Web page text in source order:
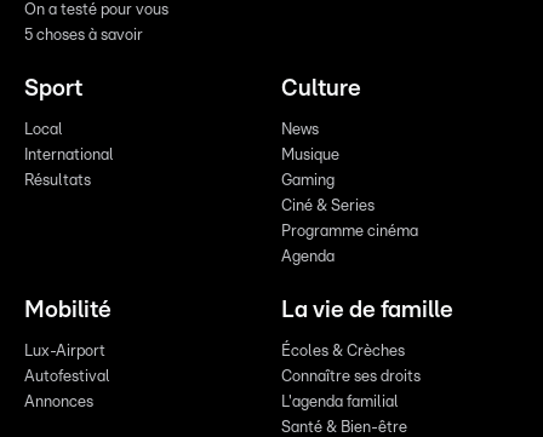
On a testé pour vous
5 choses à savoir
Sport
Local
International
Résultats
Culture
News
Musique
Gaming
Ciné & Series
Programme cinéma
Agenda
Mobilité
Lux-Airport
Autofestival
Annonces
La vie de famille
Écoles & Crèches
Connaître ses droits
L'agenda familial
Santé & Bien-être